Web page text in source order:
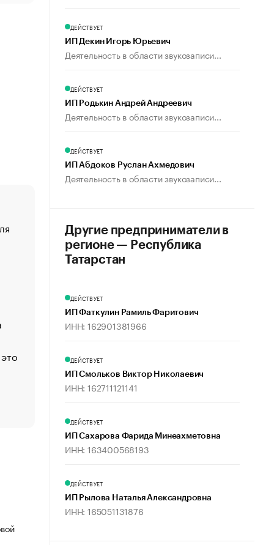
«От спорта тело стареет иначе». Как живет глава
создавшей GTA
«Деньги будут не нужны»: что рассказал Маск в
Функции менеджмента: пять ключевых основ
управления
ЕС разрешил конфискацию российской нефти —
Стресс обеспеченных людей: почему рост доходов
Что обвинения против Павла Дурова значат для
ДЕЙСТВУЕТ
ИП Декин Игорь Юрьевич
Деятельность в области звукозаписи...
ДЕЙСТВУЕТ
ИП Родькин Андрей Андреевич
Деятельность в области звукозаписи...
ДЕЙСТВУЕТ
ИП Абдоков Руслан Ахмедович
Деятельность в области звукозаписи...
Другие предприниматели в
регионе — Республика
Татарстан
ДЕЙСТВУЕТ
ИП Фаткулин Рамиль Фаритович
ИНН: 162901381966
ДЕЙСТВУЕТ
ИП Смольков Виктор Николаевич
ИНН: 162711121141
ДЕЙСТВУЕТ
ИП Сахарова Фарида Минеахметовна
ИНН: 163400568193
ДЕЙСТВУЕТ
ИП Рылова Наталья Александровна
ИНН: 165051131876